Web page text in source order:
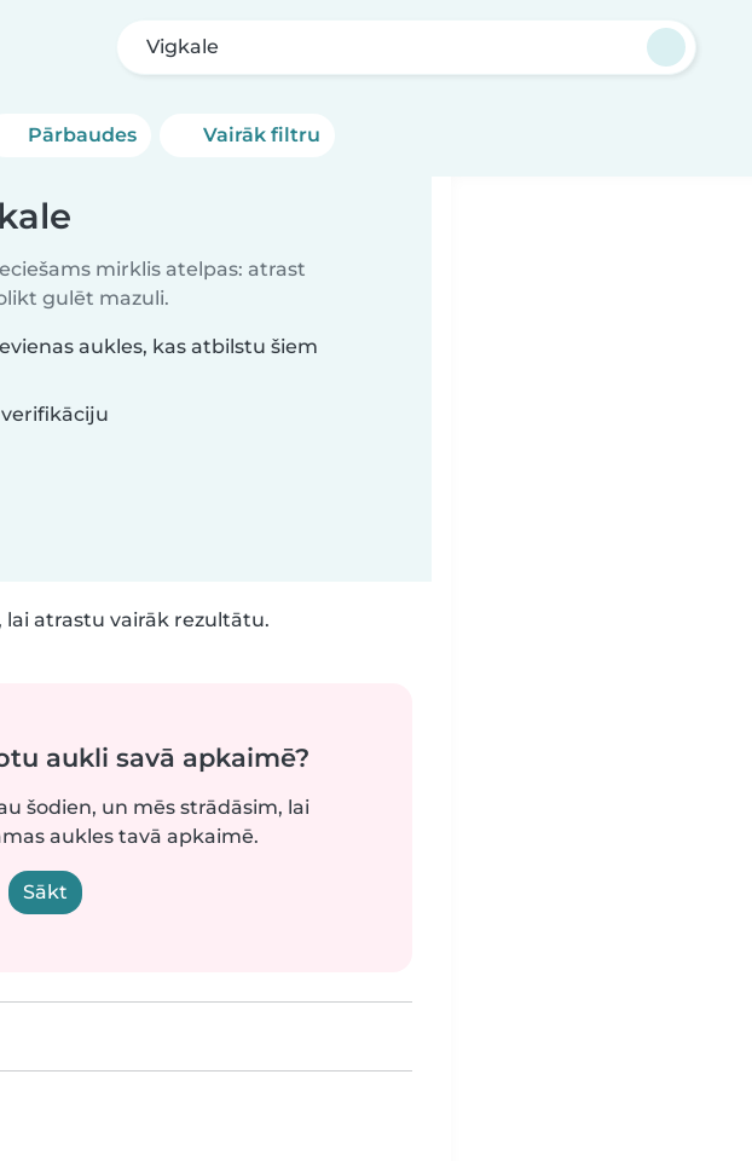
Vigkale
Pārbaudes Vairāk filtru
mirklis atelpas: atrast
gulēt mazuli.
aukles, kas atbilstu šiem
atrastu vairāk rezultātu.
aukli savā apkaimē?
šodien, un mēs strādāsim, lai
aukles tavā apkaimē.
Sākt